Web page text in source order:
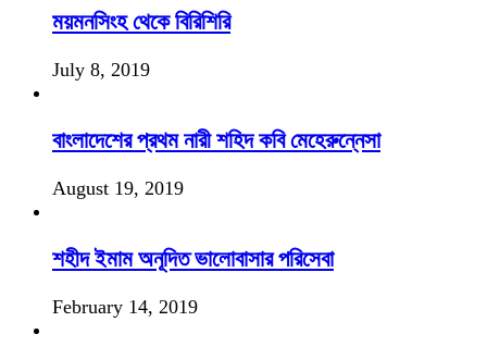
ময়মনসিংহ থেকে বিরিশিরি
July 8, 2019
বাংলাদেশের প্রথম নারী শহিদ কবি মেহেরুন্নেসা
August 19, 2019
শহীদ ইমাম অনূদিত ভালোবাসার পরিসেবা
February 14, 2019